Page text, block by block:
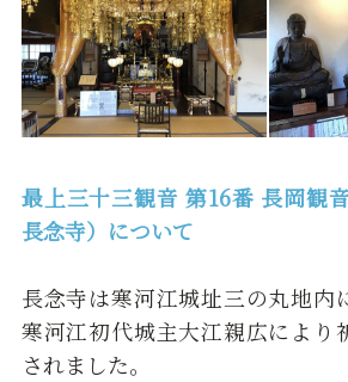
最上三十三観音 第16番 長岡観
長念寺）について
長念寺は寒河江城址三の丸地内
寒河江初代城主大江親広により
されました。